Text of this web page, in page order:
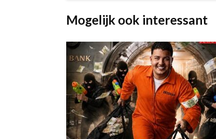
Mogelijk ook interessant